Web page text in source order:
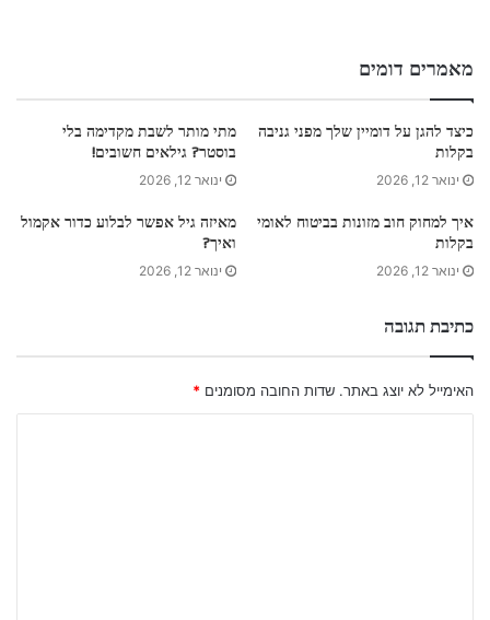
מאמרים דומים
כיצד להגן על דומיין שלך מפני גניבה
בקלות
ינואר 12, 2026
מתי מותר לשבת מקדימה בלי
בוסטר? גילאים חשובים!
ינואר 12, 2026
איך למחוק חוב מזונות בביטוח לאומי
בקלות
ינואר 12, 2026
מאיזה גיל אפשר לבלוע כדור אקמול
ואיך?
ינואר 12, 2026
כתיבת תגובה
האימייל לא יוצג באתר. שדות החובה מסומנים *